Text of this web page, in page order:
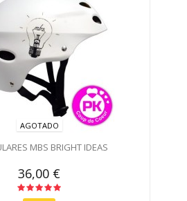
AGOTADO
MBS BRIGHT IDEAS
36,00 €